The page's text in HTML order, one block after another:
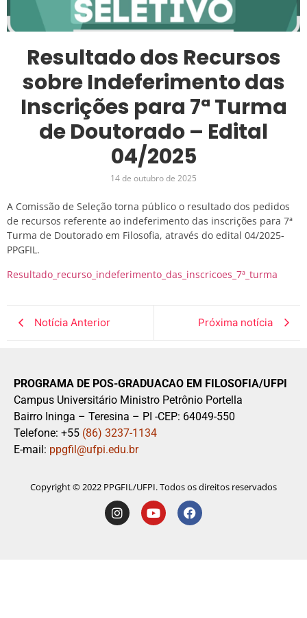
Resultado dos Recursos
sobre Indeferimento das
Inscrições para 7ª Turma
de Doutorado – Edital
04/2025
14 de outubro de 2025
A Comissão de Seleção torna público o resultado dos pedidos
de recursos referente ao indeferimento das inscrições para 7ª
Turma de Doutorado em Filosofia, através do edital 04/2025-
PPGFIL.
Resultado_recurso_indeferimento_das_inscricoes_7ª_turma
Notícia Anterior Próxima notícia
PROGRAMA DE POS-GRADUACAO EM FILOSOFIA/UFPI
Campus Universitário Ministro Petrônio Portella
Bairro Ininga – Teresina – PI -CEP: 64049-550
Telefone: +55 (86) 3237-1134
E-mail: ppgfil@ufpi.edu.br
Copyright © 2022 PPGFIL/UFPI. Todos os direitos reservados